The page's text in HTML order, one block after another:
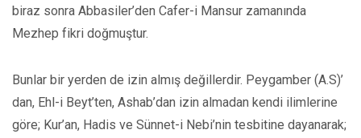
biraz sonra Abbasiler’den Cafer-i Mansur zamanında
Mezhep fikri doğmuştur.
Bunlar bir yerden de izin almış değillerdir. Peygamber (A.S)’
dan, Ehl-i Beyt’ten, Ashab’dan izin almadan kendi ilimlerine
göre; Kur’an, Hadis ve Sünnet-i Nebi’nin tesbitine dayanarak;